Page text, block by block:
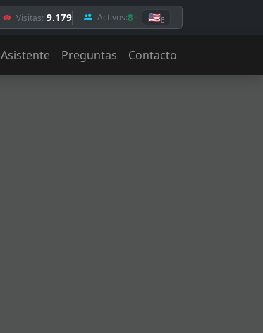
Visitas: 9.179 Activos:8 🇺🇸8
Asistente Preguntas Contacto